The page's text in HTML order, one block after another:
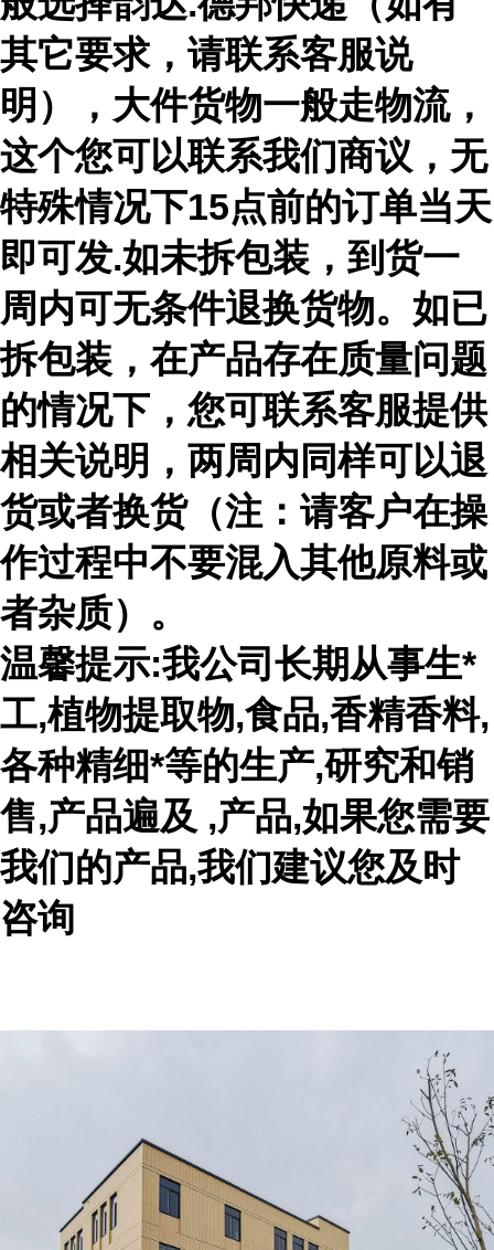
其它要求，请联系客服说
明），大件货物一般走物流，
这个您可以联系我们商议，无
特殊情况下15点前的订单当天
即可发.如未拆包装，到货一
周内可无条件退换货物。如已
拆包装，在产品存在质量问题
的情况下，您可联系客服提供
相关说明，两周内同样可以退
货或者换货（注：请客户在操
作过程中不要混入其他原料或
者杂质）。
温馨提示:我公司长期从事生*
工,植物提取物,食品,香精香料,
各种精细*等的生产,研究和销
售,产品遍及 ,产品,如果您需要
我们的产品,我们建议您及时
咨询